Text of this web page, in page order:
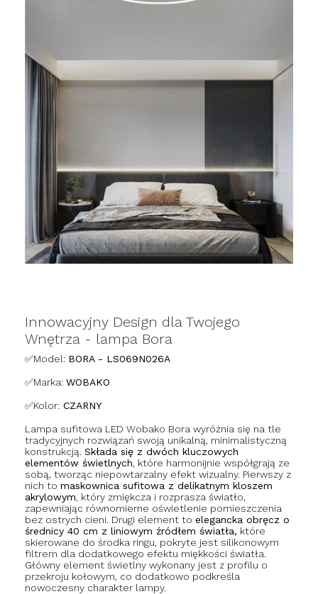
Innowacyjny Design dla Twojego
Wnętrza - lampa Bora
✅Model: BORA - LS069N026A
✅Marka: WOBAKO
✅Kolor: CZARNY
Lampa sufitowa LED Wobako Bora wyróżnia się na tle
tradycyjnych rozwiązań swoją unikalną, minimalistyczną
konstrukcją. Składa się z dwóch kluczowych
elementów świetlnych, które harmonijnie współgrają ze
sobą, tworząc niepowtarzalny efekt wizualny. Pierwszy z
nich to maskownica sufitowa z delikatnym kloszem
akrylowym, który zmiękcza i rozprasza światło,
zapewniając równomierne oświetlenie pomieszczenia
bez ostrych cieni. Drugi element to elegancka obręcz o
średnicy 40 cm z liniowym źródłem światła, które
skierowane do środka ringu, pokryte jest silikonowym
filtrem dla dodatkowego efektu miękkości światła.
Główny element świetlny wykonany jest z profilu o
przekroju kołowym, co dodatkowo podkreśla
nowoczesny charakter lampy.